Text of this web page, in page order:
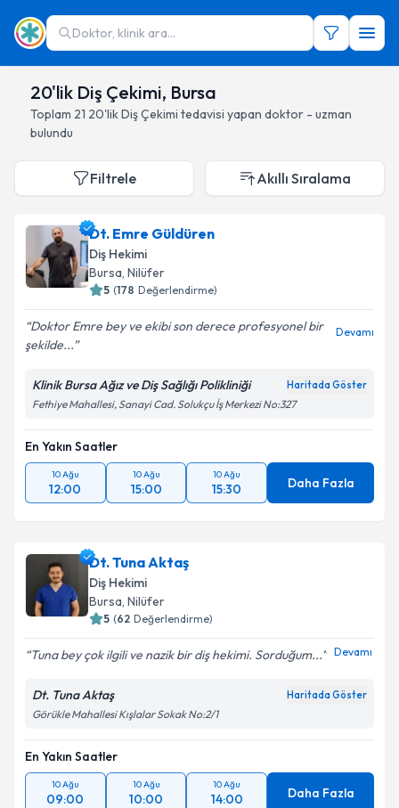
Doktor, klinik ara...
20'lik Diş Çekimi, Bursa
Toplam 21 20'lik Diş Çekimi tedavisi yapan doktor - uzman
bulundu
Filtrele Akıllı Sıralama
Dt. Emre Güldüren
Diş Hekimi
Bursa, Nilüfer
5 (178 Değerlendirme)
Doktor Emre bey ve ekibi son derece profesyonel bir
şekilde...
Devamı
Klinik Bursa Ağız ve Diş Sağlığı Polikliniği Haritada Göster
Fethiye Mahallesi, Sanayi Cad. Solukçu İş Merkezi No:327
En Yakın Saatler
10 Ağu
12:00
10 Ağu
15:00
10 Ağu
15:30 Daha Fazla
Dt. Tuna Aktaş
Diş Hekimi
Bursa, Nilüfer
5 (62 Değerlendirme)
Tuna bey çok ilgili ve nazik bir diş hekimi. Sorduğum... Devamı
Dt. Tuna Aktaş Haritada Göster
Görükle Mahallesi Kışlalar Sokak No:2/1
En Yakın Saatler
10 Ağu
09:00
10 Ağu
10:00
10 Ağu
14:00 Daha Fazla